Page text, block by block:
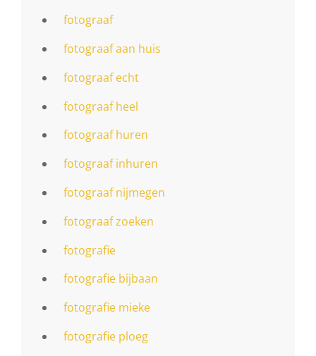
fotograaf
fotograaf aan huis
fotograaf echt
fotograaf heel
fotograaf huren
fotograaf inhuren
fotograaf nijmegen
fotograaf zoeken
fotografie
fotografie bijbaan
fotografie mieke
fotografie ploeg